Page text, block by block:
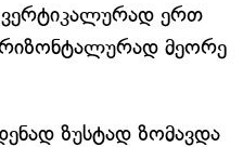
ერთ
მეორე
ზუსტად ზომავდა